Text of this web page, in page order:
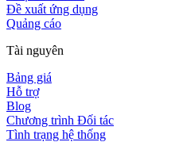
Đề xuất ứng dụng
Quảng cáo
Tài nguyên
Bảng giá
Hỗ trợ
Blog
Chương trình Đối tác
Tình trạng hệ thống